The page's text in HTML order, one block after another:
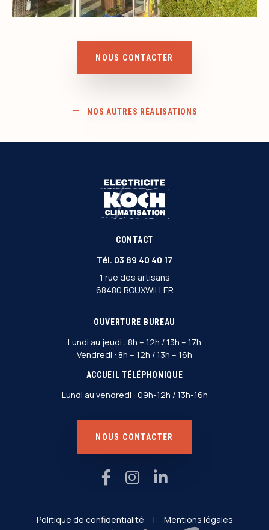
NOUS CONTACTER
NOS AUTRES RÉALISATIONS
CONTACT
Tél. 03 89 40 40 17
1 rue des artisans
68480 BOUXWILLER
OUVERTURE BUREAU
Lundi au jeudi : 8h – 12h / 13h – 17h
Vendredi : 8h – 12h / 13h – 16h
ACCUEIL TÉLÉPHONIQUE
Lundi au vendredi : 09h-12h / 13h-16h
NOUS CONTACTER
Politique de confidentialité |
Mentions légales